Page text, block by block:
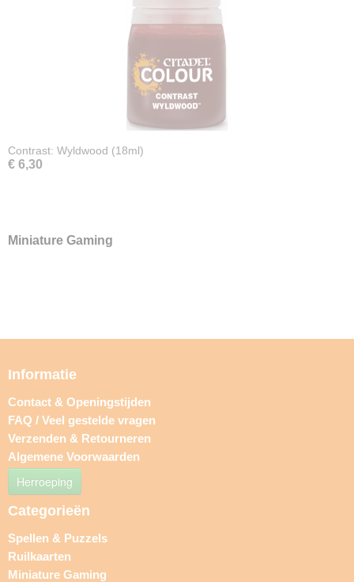
Contrast: Wyldwood (18ml)
€ 6,30
Miniature Gaming
Informatie
Contact & Openingstijden
FAQ / Veel gestelde vragen
Verzenden & Retourneren
Algemene Voorwaarden
Herroeping
Categorieën
Spellen & Puzzels
Ruilkaarten
Miniature Gaming